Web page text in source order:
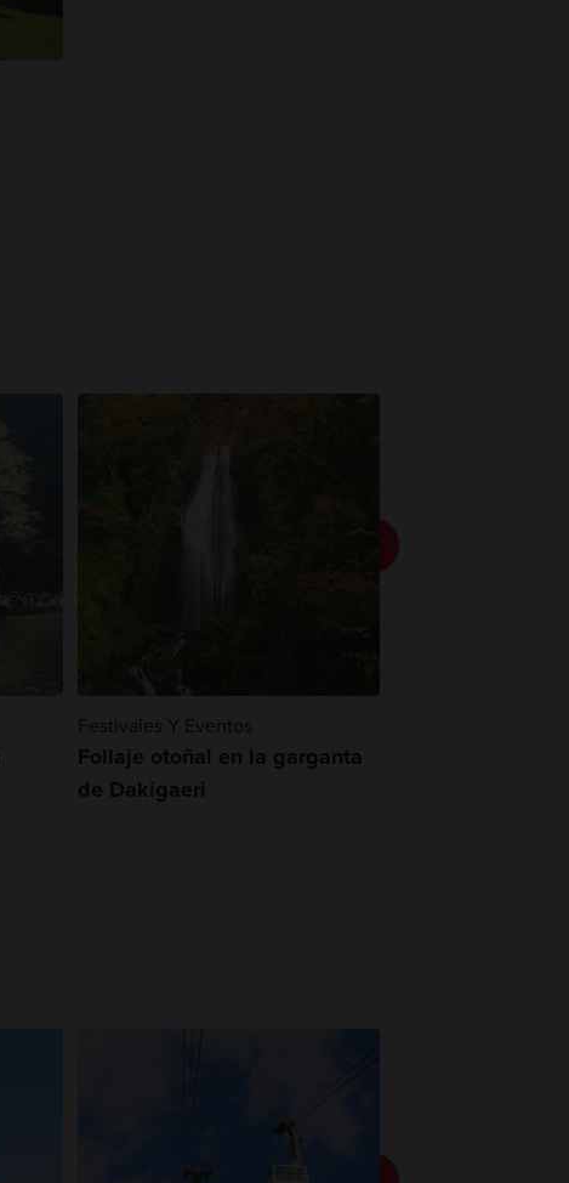
Festivales Y Eventos
Follaje otoñal en la garganta
de Dakigaeri